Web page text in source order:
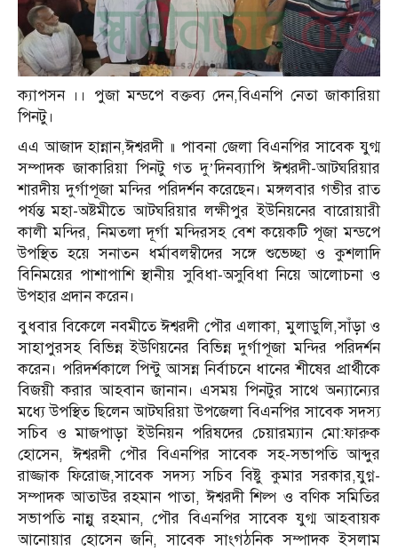
ক্যাপসন ।। পুজা মন্ডপে বক্তব্য দেন,বিএনপি নেতা জাকারিয়া
পিনটু।
এএ আজাদ হান্নান,ঈশ্বরদী ॥ পাবনা জেলা বিএনপির সাবেক যুগ্ম
সম্পাদক জাকারিয়া পিনটু গত দু’দিনব্যাপি ঈশ্বরদী-আটঘরিয়ার
শারদীয় দুর্গাপূজা মন্দির পরিদর্শন করেছেন। মঙ্গলবার গভীর রাত
পর্যন্ত মহা-অষ্টমীতে আটঘরিয়ার লক্ষীপুর ইউনিয়নের বারোয়ারী
কালী মন্দির, নিমতলা দূর্গা মন্দিরসহ বেশ কয়েকটি পূজা মন্ডপে
উপস্থিত হয়ে সনাতন ধর্মাবলম্বীদের সঙ্গে শুভেচ্ছা ও কুশলাদি
বিনিময়ের পাশাপাশি স্থানীয় সুবিধা-অসুবিধা নিয়ে আলোচনা ও
উপহার প্রদান করেন।
বুধবার বিকেলে নবমীতে ঈশ্বরদী পৌর এলাকা, মুলাডুলি,সাঁড়া ও
সাহাপুরসহ বিভিন্ন ইউণিয়নের বিভিন্ন দুর্গাপূজা মন্দির পরিদর্শন
করেন। পরিদর্শকালে পিন্টু আসন্ন নির্বাচনে ধানের শীষের প্রার্থীকে
বিজয়ী করার আহবান জানান। এসময় পিনটুর সাথে অন্যান্যের
মধ্যে উপস্থিত ছিলেন আটঘরিয়া উপজেলা বিএনপির সাবেক সদস্য
সচিব ও মাজপাড়া ইউনিয়ন পরিষদের চেয়ারম্যান মো:ফারুক
হোসেন, ঈশ্বরদী পৌর বিএনপির সাবেক সহ-সভাপতি আব্দুর
রাজ্জাক ফিরোজ,সাবেক সদস্য সচিব বিষ্টু কুমার সরকার,যুগ্ন-
সম্পাদক আতাউর রহমান পাতা, ঈশ্বরদী শিল্প ও বণিক সমিতির
সভাপতি নান্নু রহমান, পৌর বিএনপির সাবেক যুগ্ম আহবায়ক
আনোয়ার হোসেন জনি, সাবেক সাংগঠনিক সম্পাদক ইসলাম